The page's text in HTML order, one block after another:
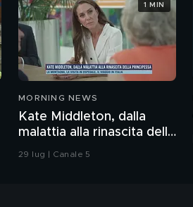
MORNING NEWS
Kate Middleton, dalla
malattia alla rinascita della
Principessa
29 lug | Canale 5
1 MIN